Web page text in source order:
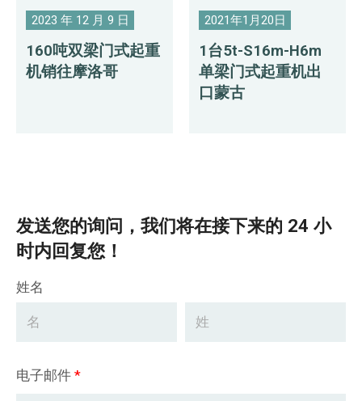
2023 年 12 月 9 日
160吨双梁门式起重
机销往摩洛哥
2021年1月20日
1台5t-S16m-H6m
单梁门式起重机出
口蒙古
发送您的询问，我们将在接下来的 24 小
时内回复您！
姓名
电子邮件*